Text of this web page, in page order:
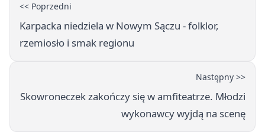
<< Poprzedni
Karpacka niedziela w Nowym Sączu - folklor,
rzemiosło i smak regionu
Następny >>
Skowroneczek zakończy się w amfiteatrze. Młodzi
wykonawcy wyjdą na scenę